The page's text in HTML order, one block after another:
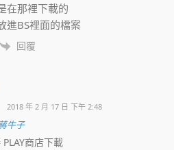
在那裡下載的
進BS裡面的檔案
回覆
2018 年 2 月 17 日 下午 2:48
牛子
商店下載